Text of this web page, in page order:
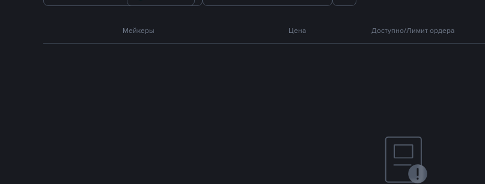
Мейкеры Цена Доступно/Лимит ордера